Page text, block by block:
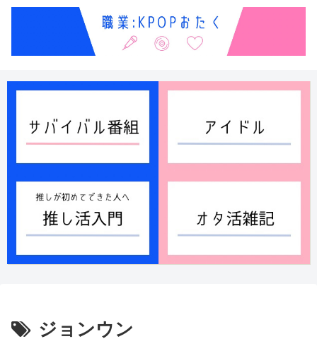
ジョンウン